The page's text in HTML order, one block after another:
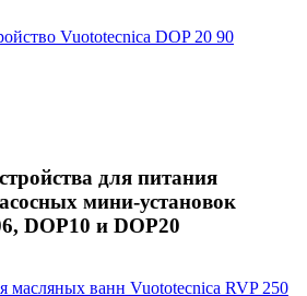
для питания
мини-установок
DOP10 и DOP20